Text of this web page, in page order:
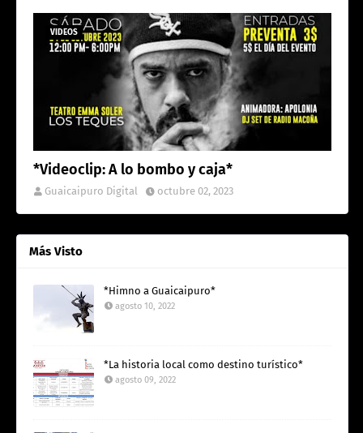
VIDEOS
*Videoclip: A lo bombo y caja*
Guaicaipuro Digital octubre 02, 2023
Más Visto
*Himno a Guaicaipuro*
agosto 10, 2022
*La historia local como destino turístico*
agosto 09, 2022